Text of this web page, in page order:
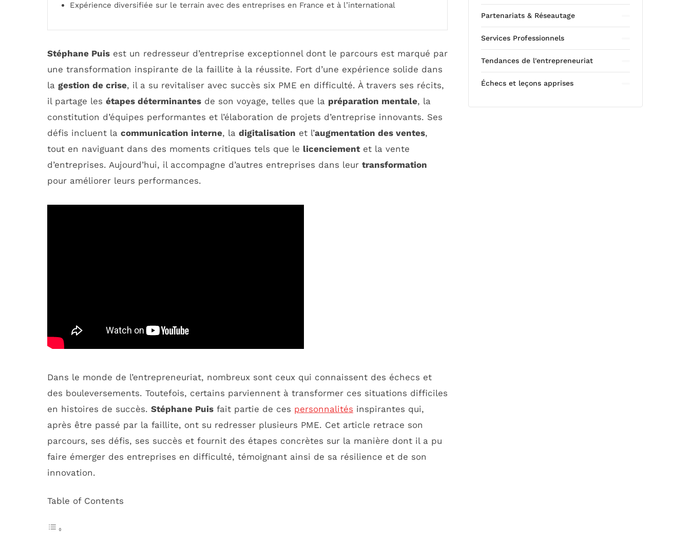
Expérience diversifiée sur le terrain avec des entreprises en France et à l’international
Stéphane Puis est un redresseur d’entreprise exceptionnel dont le parcours est marqué par
une transformation inspirante de la faillite à la réussite. Fort d’une expérience solide dans
la gestion de crise, il a su revitaliser avec succès six PME en difficulté. À travers ses récits,
il partage les étapes déterminantes de son voyage, telles que la préparation mentale, la
constitution d’équipes performantes et l’élaboration de projets d’entreprise innovants. Ses
défis incluent la communication interne, la digitalisation et l’augmentation des ventes,
tout en naviguant dans des moments critiques tels que le licenciementet la vente
d’entreprises. Aujourd’hui, il accompagne d’autres entreprises dans leur transformation
pour améliorer leurs performances.
Dans le monde de l’entrepreneuriat, nombreux sont ceux qui connaissent des échecs et
des bouleversements. Toutefois, certains parviennent à transformer ces situations difficiles
en histoires de succès. Stéphane Puis fait partie de ces personnalités inspirantes qui,
après être passé par la faillite, ont su redresser plusieurs PME. Cet article retrace son
parcours, ses défis, ses succès et fournit des étapes concrètes sur la manière dont il a pu
faire émerger des entreprises en difficulté, témoignant ainsi de sa résilience et de son
innovation.
Table of Contents
Partenariats & Réseautage
Services Professionnels
Tendances de l'entrepreneuriat
Échecs et leçons apprises